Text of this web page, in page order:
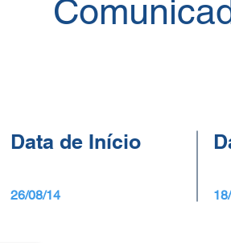
Data de Início
26/08/14